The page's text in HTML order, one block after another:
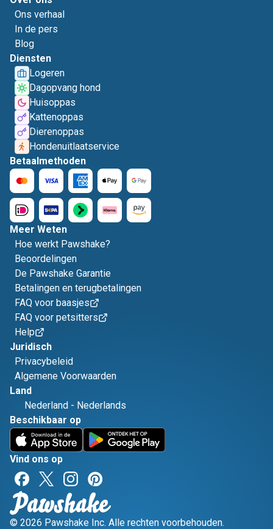
Ons verhaal
In de pers
Blog
Diensten
Logeren
Dagopvang hond
Huisoppas
Kattenoppas
Dierenoppas
Hondenuitlaatservice
Betaalmethoden
Meer Weten
Hoe werkt Pawshake?
Beoordelingen
De Pawshake Garantie
Betalingen en terugbetalingen
FAQ voor baasjes
FAQ voor petsitters
Help
Juridisch
Privacybeleid
Algemene Voorwaarden
Land
Nederland - Nederlands
Beschikbaar op
Vind ons op
© 2026 Pawshake Inc. Alle rechten voorbehouden.